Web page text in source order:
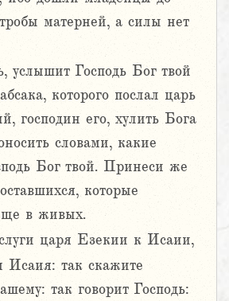
матерней, а силы нет
услышит Господь Бог твой
которого послал царь
господин его, хулить Бога
словами, какие
Бог твой. Принеси же
которые
в живых.
царя Езекии к Исаии,
Исаия: так скажите
так говорит Господь: